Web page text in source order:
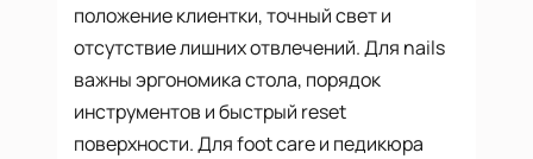
положение клиентки, точный свет и
отсутствие лишних отвлечений. Для nails
важны эргономика стола, порядок
инструментов и быстрый reset
поверхности. Для foot care и педикюра